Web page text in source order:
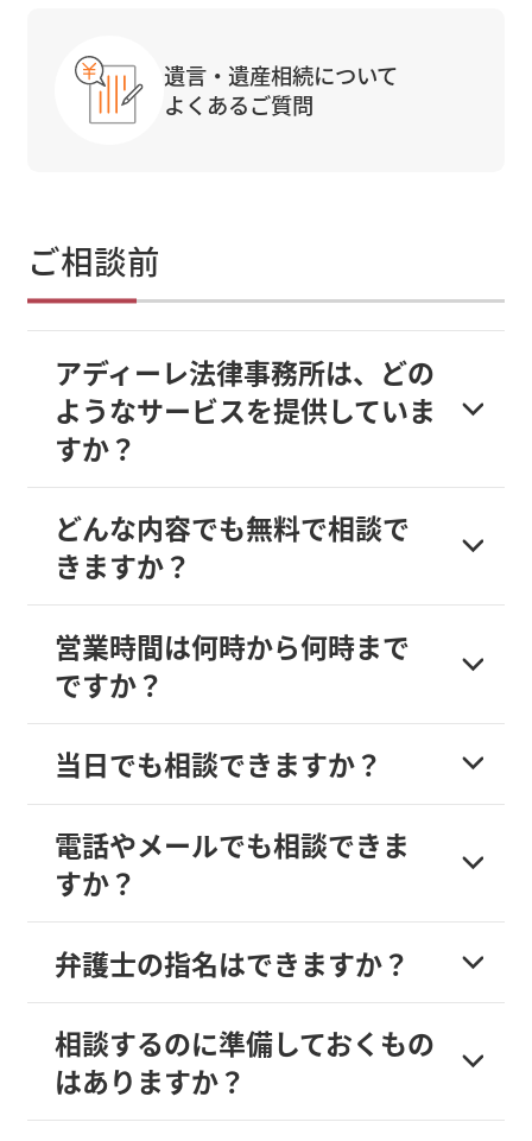
遺言・遺産相続について
よくあるご質問
ご相談前
アディーレ法律事務所は、どの
ようなサービスを提供していま
すか？
どんな内容でも無料で相談で
きますか？
営業時間は何時から何時まで
ですか？
当日でも相談できますか？
電話やメールでも相談できま
すか？
弁護士の指名はできますか？
相談するのに準備しておくもの
はありますか？